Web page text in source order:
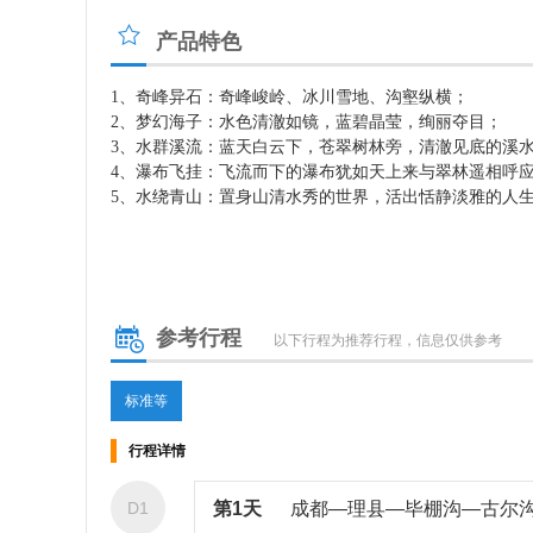
产品特色
1、奇峰异石：奇峰峻岭、冰川雪地、沟壑纵横；
2、梦幻海子：水色清澈如镜，蓝碧晶莹，绚丽夺目；
3、水群溪流：蓝天白云下，苍翠树林旁，清澈见底的溪水
4、瀑布飞挂：飞流而下的瀑布犹如天上来与翠林遥相呼应
5、水绕青山：置身山清水秀的世界，活出恬静淡雅的人生
参考行程 以下行程为推荐行程，信息仅供参考
标准等
行程详情
D1 第1天 成都—理县—毕棚沟—古尔